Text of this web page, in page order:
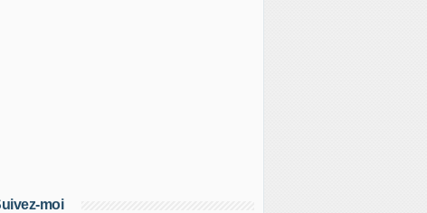
moi